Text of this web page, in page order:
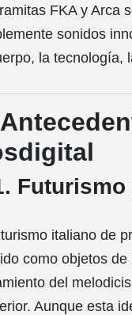
FKA y Arca
sonidos
la tecnología,
italiano de
como objetos
del
Aunque esta